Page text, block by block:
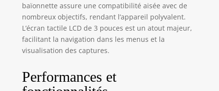
baïonnette assure une compatibilité aisée avec de
nombreux objectifs, rendant l’appareil polyvalent.
L’écran tactile LCD de 3 pouces est un atout majeur,
facilitant la navigation dans les menus et la
visualisation des captures.
Performances et